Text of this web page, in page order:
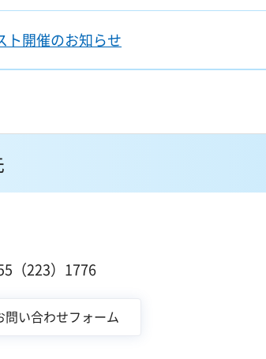
ト開催のお知らせ
（223）1776